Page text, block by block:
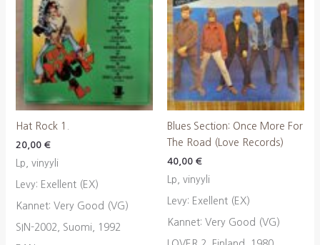
Hat Rock 1.
20,00 €
Lp, vinyyli
Levy: Exellent (EX)
Kannet: Very Good (VG)
SIN-2002, Suomi, 1992
Blues Section: Once More For
The Road (Love Records)
40,00 €
Lp, vinyyli
Levy: Exellent (EX)
Kannet: Very Good (VG)